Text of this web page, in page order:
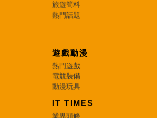
旅遊筍料
熱門話題
遊戲動漫
熱門遊戲
電競裝備
動漫玩具
IT TIMES
業界頭條